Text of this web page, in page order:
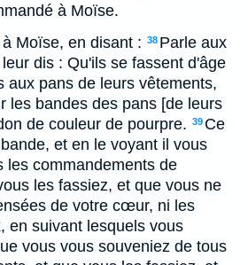
à Moïse.
Moïse, en disant : 38 Parle aux
dis : Qu'ils se fassent d'âge
aux pans de leurs vêtements,
les bandes des pans [de leurs
de couleur de pourpre. 39 Ce
et en le voyant il vous
les commandements de
les fassiez, et que vous ne
de votre cœur, ni les
en suivant lesquels vous
vous vous souveniez de tous